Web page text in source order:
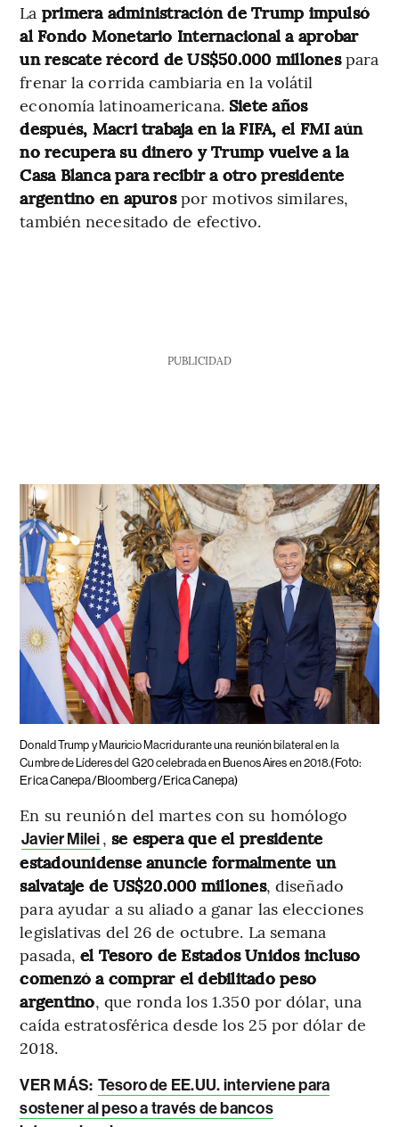
La primera administración de Trump impulsó
al Fondo Monetario Internacional a aprobar
un rescate récord de US$50.000 millonespara
frenar la corrida cambiaria en la volátil
economía latinoamericana. Siete años
después, Macri trabaja en la FIFA, el FMI aún
no recupera su dinero y Trump vuelve a la
Casa Blanca para recibir a otro presidente
argentino en apurospor motivos similares,
también necesitado de efectivo.
PUBLICIDAD
Donald Trump y Mauricio Macri durante una reunión bilateral en la
Cumbre de Líderes del G20 celebrada en Buenos Aires en 2018.(Foto:
Erica Canepa/Bloomberg/Erica Canepa)
En su reunión del martes con su homólogo
Javier Milei, se espera que el presidente
estadounidense anuncie formalmente un
salvataje de US$20.000 millones, diseñado
para ayudar a su aliado a ganar las elecciones
legislativas del 26 de octubre. La semana
pasada,el Tesoro de Estados Unidos incluso
comenzó a comprar el debilitado peso
argentino, que ronda los 1.350 por dólar, una
caída estratosférica desde los 25 por dólar de
2018.
VER MÁS: Tesoro de EE.UU. interviene para
sostener al peso a través de bancos